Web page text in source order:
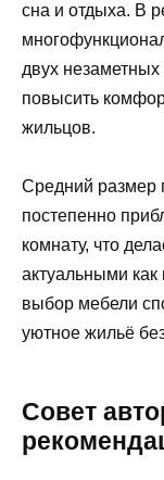
сна и отдыха. В
двух
повысить
жильцов.
Средний размер
постепенно
комнату, что
актуальными как
выбор мебели
уютное жильё
Совет